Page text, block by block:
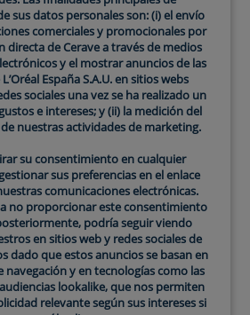
para el contorno
producto para esta zona de la
para qué sirve el contorno
y buscar uno adecuado a tus
presentamos el mejor contorno
reparar este área:
sus datos personales son: (i) el envío
comerciales y promocionales por
directa de Cerave a través de medios
y el mostrar anuncios de las
España S.A.U. en sitios webs
sociales una vez se ha realizado un
e intereses; y (ii) la medición del
nuestras actividades de marketing.
su consentimiento en cualquier
sus preferencias en el enlace
comunicaciones electrónicas.
no proporcionar este consentimiento
podría seguir viendo
en sitios web y redes sociales de
dado que estos anuncios se basan en
navegación y en tecnologías como las
lookalike, que nos permiten
relevante según sus intereses si